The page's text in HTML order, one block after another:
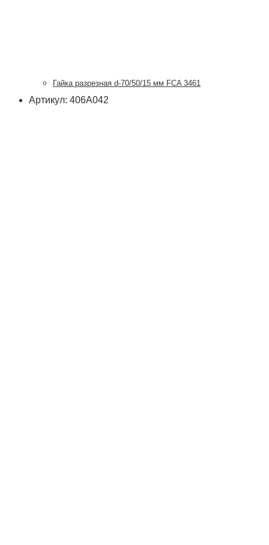
Гайка разрезная d-70/50/15 мм FCA 3461
Артикул: 406А042